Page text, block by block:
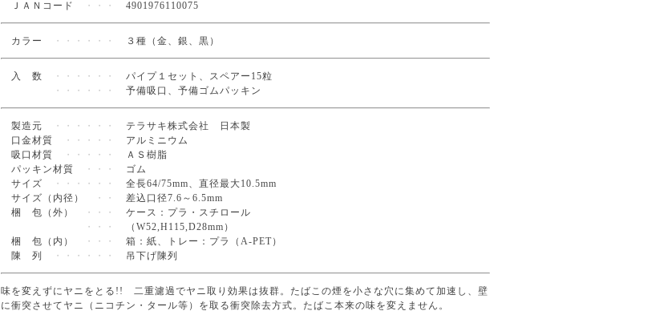
ＪＡＮコード
・・・ 4901976110075
カラー ・・・・・・ ３種（金、銀、黒）
入 数 ・・・・・・
パイプ１セット、スペアー15粒
・・・・・・
予備吸口、予備ゴムパッキン
製造元 ・・・・・・
テラサキ株式会社 日本製
口金材質
・・・・・
アルミニウム
吸口材質
・・・・・
ＡＳ樹脂
パッキン材質
・・・
ゴム
サイズ
・・・・・・
全長64/75mm、直径最大10.5mm
サイズ（内径）
・・
差込口径7.6～6.5mm
梱 包（外）
・・・
ケース：プラ・スチロール
・・・
（W52,H115,D28mm）
梱 包（内）
・・・
箱：紙、トレー：プラ（A-PET）
陳 列
・・・・・・ 吊下げ陳列
味を変えずにヤニをとる!! 二重濾過でヤニ取り効果は抜群。たばこの煙を小さな穴に集めて加速し、壁
に衝突させてヤニ（ニコチン・タール等）を取る衝突除去方式。たばこ本来の味を変えません。